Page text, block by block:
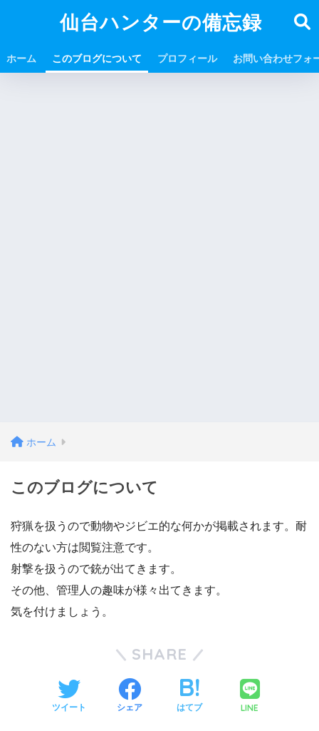
仙台ハンターの備忘録
ホーム このブログについて プロフィール お問い合わせフォ
ホーム
このブログについて
狩猟を扱うので動物やジビエ的な何かが掲載されます。耐
性のない方は閲覧注意です。
射撃を扱うので銃が出てきます。
その他、管理人の趣味が様々出てきます。
気を付けましょう。
SHARE
ツイート シェア はてブ LINE